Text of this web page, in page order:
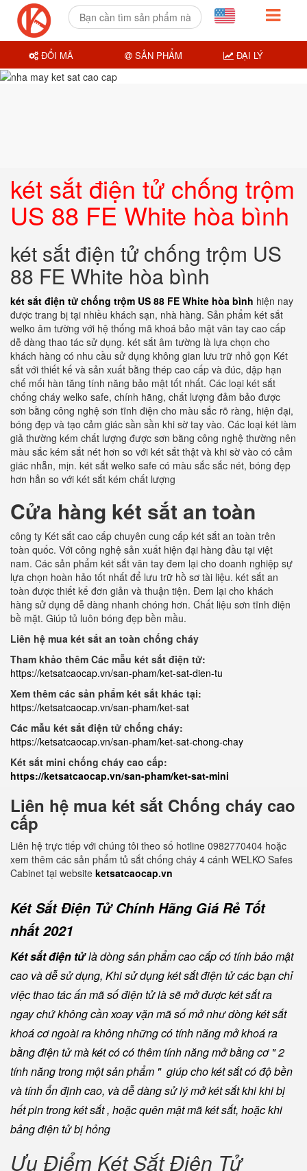
két sắt điện tử chống trộm
US 88 FE White hòa bình
két sắt điện tử chống trộm US
88 FE White hòa bình
két sắt điện tử chống trộm US 88 FE White hòa bình hiện nay
được trang bị tại nhiều khách sạn, nhà hàng. Sản phẩm két sắt
welko âm tường với hệ thống mã khoá bảo mật vân tay cao cấp
dễ dàng thao tác sử dụng. két sắt âm tường là lựa chọn cho
khách hàng có nhu cầu sử dụng không gian lưu trữ nhỏ gọn Két
sắt với thiết kế và sản xuất bằng thép cao cấp và đúc, dập hạn
chế mối hàn tăng tính năng bảo mật tốt nhất. Các loại két sắt
chống cháy welko safe, chính hãng, chất lượng đảm bảo được
sơn bằng công nghệ sơn tĩnh điện cho màu sắc rõ ràng, hiện đại,
bóng đẹp và tạo cảm giác sần sần khi sờ tay vào. Các loại két làm
giả thường kém chất lượng được sơn bằng công nghệ thường nên
màu sắc kém sắt nét hơn so với két sắt thật và khi sờ vào có cảm
giác nhẵn, mịn. két sắt welko safe có màu sắc sắc nét, bóng đẹp
hơn hẳn so với két sắt kém chất lượng
Cửa hàng két sắt an toàn
công ty Két sắt cao cấp chuyên cung cấp két sắt an toàn trên
toàn quốc. Với công nghệ sản xuất hiện đại hàng đầu tại việt
nam. Các sản phẩm két sắt vân tay đem lại cho doanh nghiệp sự
lựa chọn hoàn hảo tốt nhất để lưu trữ hồ sơ tài liệu. két sắt an
toàn được thiết kế đơn giản và thuận tiện. Đem lại cho khách
hàng sử dụng dễ dàng nhanh chóng hơn. Chất liệu sơn tĩnh điện
bề mặt. Giúp tủ luôn bóng đẹp bền mầu.
Liên hệ mua két sắt an toàn chống cháy
Tham khảo thêm Các mẫu két sắt điện tử:
https://ketsatcaocap.vn/san-pham/ket-sat-dien-tu
Xem thêm các sản phẩm két sắt khác tại:
https://ketsatcaocap.vn/san-pham/ket-sat
Các mẫu két sắt điện tử chống cháy:
https://ketsatcaocap.vn/san-pham/ket-sat-chong-chay
Két sắt mini chống cháy cao cấp:
https://ketsatcaocap.vn/san-pham/ket-sat-mini
Liên hệ mua két sắt Chống cháy cao
cấp
Liên hệ trực tiếp với chúng tôi theo số hotline 0982770404 hoặc
xem thêm các sản phẩm tủ sắt chống cháy 4 cánh WELKO Safes
Cabinet tại website ketsatcaocap.vn
Két Sắt Điện Tử Chính Hãng Giá Rẻ Tốt
nhất 2021
Két sắt điện tửlà dòng sản phẩm cao cấp có tính bảo mật
cao và dễ sử dụng, Khi sử dụng két sắt điện tử các bạn chỉ
việc thao tác ấn mã số điện tử là sẽ mở được két sắt ra
ngay chứ không cần xoay vặn mã số mở như dòng két sắt
khoá cơ ngoài ra không những có tính năng mở khoá ra
bằng điện tử mà két có có thêm tính năng mở bằng cơ " 2
tính năng trong một sản phẩm " giúp cho két sắt có độ bền
và tính ổn định cao, và dễ dàng sử lý mở két sắt khi khi bị
hết pin trong két sắt , hoặc quên mật mã két sắt, hoặc khi
bảng điện tử bị hỏng
Ưu Điểm Két Sắt Điện Tử
ĐỔI MÃ SẢN PHẨM ĐẠI LÝ